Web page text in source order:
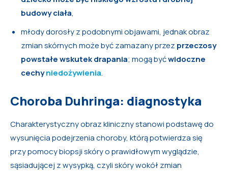
budowy ciała,
młody dorosły z podobnymi objawami, jednak obraz
zmian skórnych może być zamazany przez przeczosy
powstałe wskutek drapania; mogą byćwidoczne
cechyniedożywienia.
Choroba Duhringa: diagnostyka
Charakterystyczny obraz kliniczny stanowi podstawę do
wysunięcia podejrzenia choroby, którą potwierdza się
przy pomocy biopsji skóry o prawidłowym wyglądzie,
sąsiadującej z wysypką, czyli skóry wokół zmian